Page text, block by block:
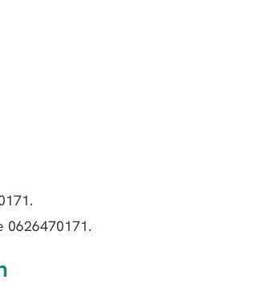
.
0626470171.